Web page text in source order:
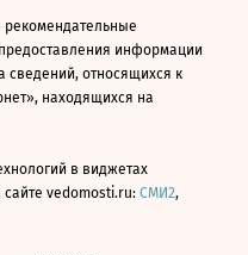
информации
сведений, относящихся к
находящихся на
в виджетах
vedomosti.ru: СМИ2,